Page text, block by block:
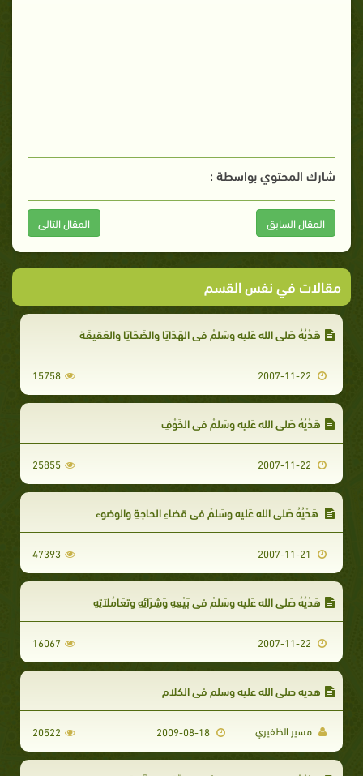
شارك المحتوي بواسطة :
المقال السابق المقال التالى
مقالات في نفس القسم
هَدْيُهُ صَلى الله عَليه وسَلمْ في الهَدَايَا والضَحَايَا والعَقيقَة
15758
هَدْيُهُ صَلى الله عَليه وسَلمْ في الخَوْفِ
25855
هَدْيُهُ صَلى الله عَليه وسَلمْ في قضاءِ الحاجةِ والوضوء
47393
هَدْيُهُ صَلى الله عَليه وسَلمْ في بَيْعِهِ وَشِرَائِهِ وتَعَامُلاَتِهِ
16067
هديه صلى الله عليه وسلم في الكلام
مسير الظفيري 20522